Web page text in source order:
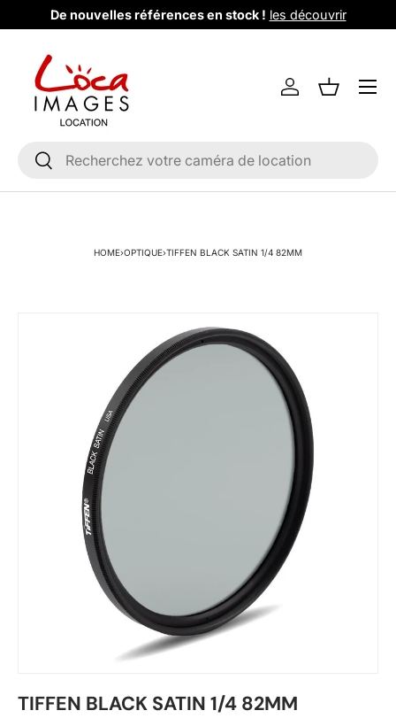
Aller au contenu
De nouvelles références en stock ! les découvrir
Recherche
Rechercher
Se connecter
Liste de
Menu
HOME›OPTIQUE›TIFFEN BLACK SATIN 1/4 82MM
TIFFEN BLACK SATIN 1/4 82MM